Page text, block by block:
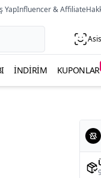
YapInfluencer & Affiliate
İNDIRIM KUPONLAR